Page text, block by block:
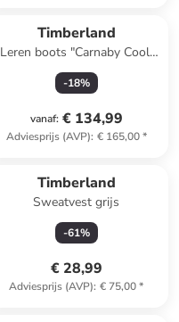
Timberland
Leren boots "Carnaby Cool"
zwart
-18%
vanaf: € 134,99
Adviesprijs (AVP): € 165,00*
Timberland
Sweatvest grijs
-61%
€ 28,99
Adviesprijs (AVP): € 75,00*